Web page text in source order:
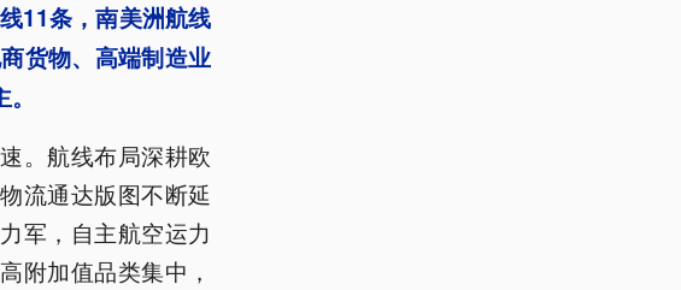
11条，南美洲航线
货物、高端制造业
。航线布局深耕欧
流通达版图不断延
军，自主航空运力
附加值品类集中，